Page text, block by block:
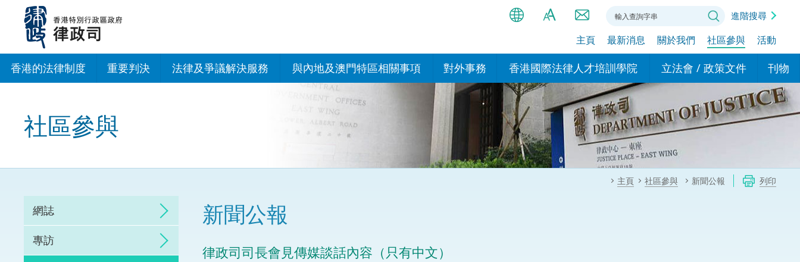
內
简
EN
Bahasa Indonesia (印尼語)
हिन्दी (印度語)
नेपाली (尼泊爾語)
A
A
進階搜尋
主頁 最新消息 關於我們 社區參與 活動
香港的法律制度 重要判決 法律及爭議解決服務
訴訟
網上爭議解決及法律科技
與內地及澳門特區相關事項
與內地的安排
香港與內地相互認可和執行民
商事案件判決的安排
關於建立更緊密經貿關係的安
與澳門特區的安排
對外事務
國際政府機構在香港設立辦事
處或運作
多邊協定
其他協定
香港國際法律人才培訓學院
我們的學院
我們的專家委員會
我們的辦公室
我們的培訓課程和能力建設項
立法會 / 政策文件
現行政策措施
政策文件
特別財務委員會
刊物
基本
民事
社區參與
主頁 社區參與 新聞公報 列印
網誌
專訪
新聞公報
律政司司長會見傳媒談話內容（只有中文）